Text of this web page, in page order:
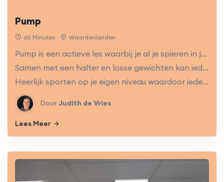
Pump
60 Minuten Waardenlanden
Pump is een actieve les waarbij je al je spieren in je lichaam gebruikt.
Samen met een halter en losse gewichten kan iedereen op zijn eigen zwaarte werken.
Heerlijk sporten op je eigen niveau waardoor iedereen mee kan doen.
Door Judith de Vries
Lees Meer